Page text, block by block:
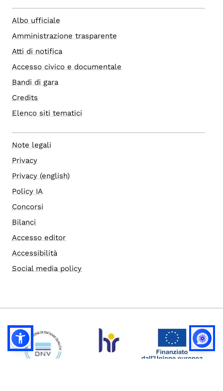
Albo ufficiale
Amministrazione trasparente
Atti di notifica
Accesso civico e documentale
Bandi di gara
Credits
Elenco siti tematici
Note legali
Privacy
Privacy (english)
Policy IA
Concorsi
Bilanci
Accesso editor
Accessibilità
Social media policy